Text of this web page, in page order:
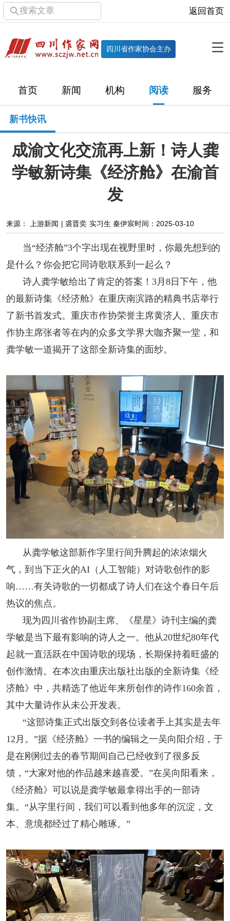
搜索文章 返回首页
四川省作家协会主办
首页 新闻 机构 阅读 服务
机构
直属单位 团体会员 主管社团 专门委员会
历届主席团
新闻
时政 文学动态 作协工作 市州作协
小说 散文 诗歌
校园文学 其他阅读 文学访谈 作家新作
新书快讯
服务
四川文学 星星诗刊 当代文坛 四川作家报
公告公示
公告公示 讣告 征稿启事 新会员发展名单
人事考试
新书快讯
成渝文化交流再上新！诗人龚
学敏新诗集《经济舱》在渝首
发
来源： 上游新闻 | 裘晋奕 实习生 秦伊宸时间：2025-03-10
当“经济舱”3个字出现在视野里时，你最先想到的
是什么？你会把它同诗歌联系到一起么？
诗人龚学敏给出了肯定的答案！3月8日下午，他
的最新诗集《经济舱》在重庆南滨路的精典书店举行
了新书首发式。重庆市作协荣誉主席黄济人、重庆市
作协主席张者等在内的众多文学界大咖齐聚一堂，和
龚学敏一道揭开了这部全新诗集的面纱。
从龚学敏这部新作字里行间升腾起的浓浓烟火
气，到当下正火的AI（人工智能）对诗歌创作的影
响……有关诗歌的一切都成了诗人们在这个春日午后
热议的焦点。
现为四川省作协副主席、《星星》诗刊主编的龚
学敏是当下最有影响的诗人之一。他从20世纪80年代
起就一直活跃在中国诗歌的现场，长期保持着旺盛的
创作激情。在本次由重庆出版社出版的全新诗集《经
济舱》中，共精选了他近年来所创作的诗作160余首，
其中大量诗作从未公开发表。
“这部诗集正式出版交到各位读者手上其实是去年
12月。”据《经济舱》一书的编辑之一吴向阳介绍，于
是在刚刚过去的春节期间自己已经收到了很多反
馈，“大家对他的作品越来越喜爱。”在吴向阳看来，
《经济舱》可以说是龚学敏最拿得出手的一部诗
集。“从字里行间，我们可以看到他多年的沉淀，文
本、意境都经过了精心雕琢。”